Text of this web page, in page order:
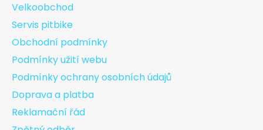
Velkoobchod
Servis pitbike
Obchodní podmínky
Podmínky užití webu
Podmínky ochrany osobních údajů
Doprava a platba
Reklamační řád